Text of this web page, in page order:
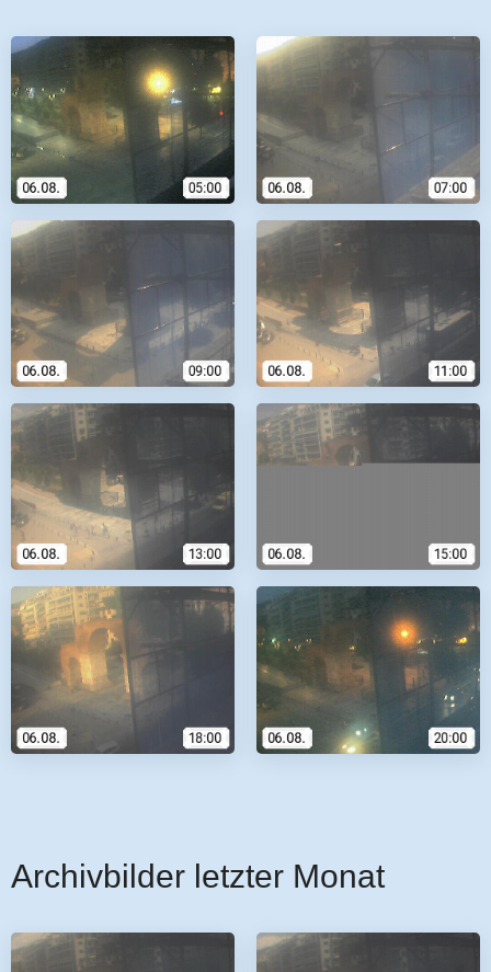
Archivbilder letzter Monat